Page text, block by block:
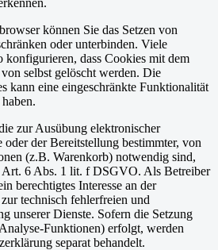
können Sie das Setzen von
oder unterbinden. Viele
konfigurieren, dass Cookies mit dem
selbst gelöscht werden. Die
kann eine eingeschränkte Funktionalität
zur Ausübung elektronischer
der Bereitstellung bestimmter, von
(z.B. Warenkorb) notwendig sind,
6 Abs. 1 lit. f DSGVO. Als Betreiber
berechtigtes Interesse an der
technisch fehlerfreien und
unserer Dienste. Sofern die Setzung
Funktionen) erfolgt, werden
separat behandelt.